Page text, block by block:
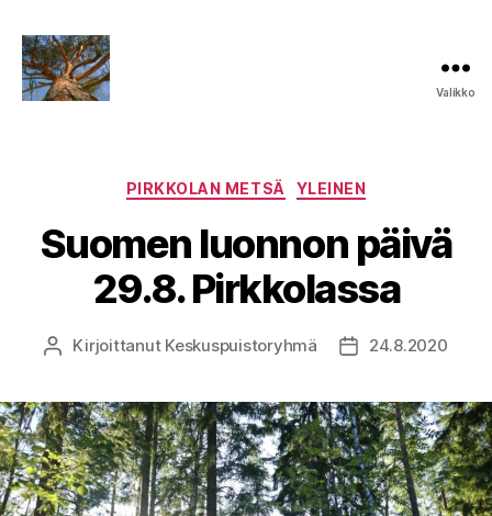
Valikko
Kategoriat
PIRKKOLAN METSÄ YLEINEN
Suomen luonnon päivä
29.8. Pirkkolassa
Kirjoittaja
Kirjoittanut Keskuspuistoryhmä 24.8.2020